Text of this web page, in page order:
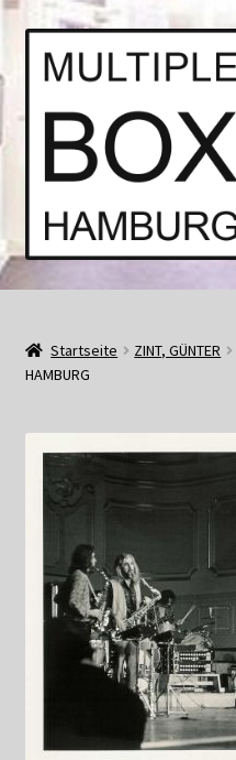
Zur
Navigation
Springe
zum
Start
AGB
Bücher und Kataloge
Impressum
Mein Konto
Startseite ZINT, GÜNTER
HAMBURG